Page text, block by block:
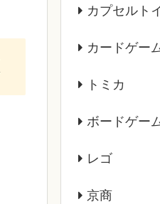
カプセルト
カードゲー
トミカ
ボードゲー
レゴ
京商